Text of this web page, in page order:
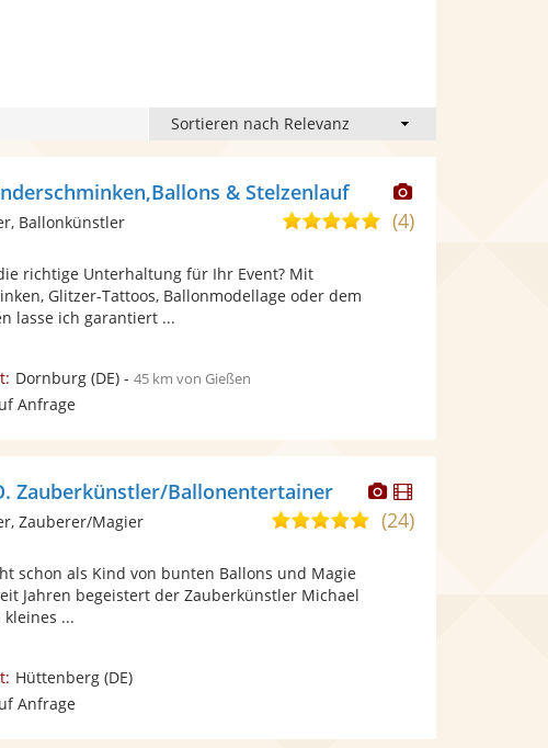
Dieser
Künstler
& Stelzenlauf
5,0(4)
Ballonkünstler
richtige Unterhaltung für Ihr Event? Mit
Glitzer-Tattoos, Ballonmodellage oder dem
lasse ich garantiert ...
Dornburg(DE)- 45 km von Gießen
Anfrage
Dieser
Künstler
stellt
Dieser
Künstler
Zauberkünstler/Ballonentertainer
4,9(24)
Zauberer/Magier
schon als Kind von bunten Ballons und Magie
Jahren begeistert der Zauberkünstler Michael
...
Hüttenberg(DE)
Anfrage